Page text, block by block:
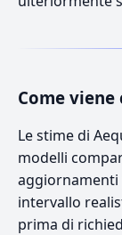
Come
Le stime di
modelli
aggiornamenti
intervallo
prima di